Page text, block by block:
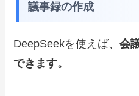
議事録の作成
DeepSeekを使えば、会
できます。